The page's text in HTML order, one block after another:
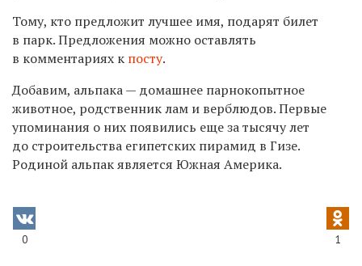
Тому, кто предложит лучшее имя, подарят билет
в парк. Предложения можно оставлять
в комментариях к посту.
Добавим, альпака — домашнее парнокопытное
животное, родственник лам и верблюдов. Первые
упоминания о них появились еще за тысячу лет
до строительства египетских пирамид в Гизе.
Родиной альпак является Южная Америка.
0 1